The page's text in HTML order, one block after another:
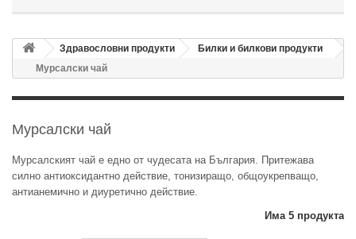
Здравословни продукти
Билки и билкови продукти
Мурсалски чай
Мурсалски чай
Мурсалският чай е едно от чудесата на България. Притежава
силно антиоксидантно действие, тонизиращо, общоукрепващо,
антианемично и диуретично действие.
Има 5 продукта